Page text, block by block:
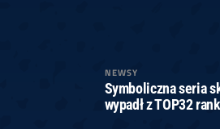
NEWSY
Symboliczna seria
wypadł z TOP32